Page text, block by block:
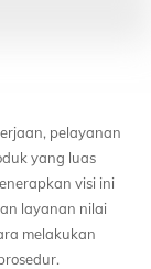
pelayanan
yang luas
visi ini
layanan nilai
melakukan